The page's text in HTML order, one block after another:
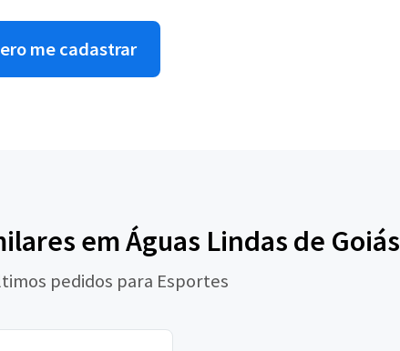
me cadastrar
em Águas Lindas de Goiás
pedidos para Esportes